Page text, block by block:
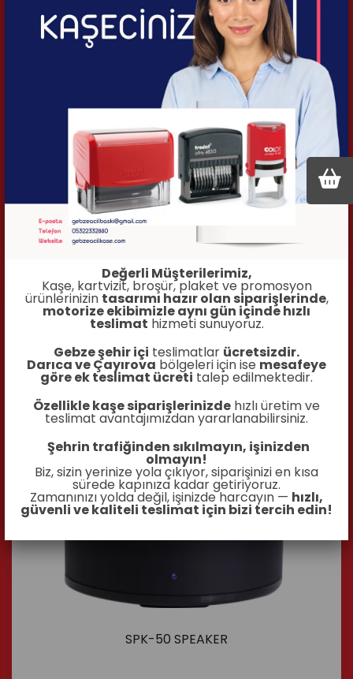
Değerli Müşterilerimiz,
Kaşe, kartvizit, broşür, plaket ve promosyon
ürünlerinizin tasarımı hazır olan siparişlerinde,
motorize ekibimizle aynı gün içinde hızlı
teslimat hizmeti sunuyoruz.
Gebze şehir içi teslimatlar ücretsizdir.
Darıca ve Çayırova bölgeleri için ise mesafeye
göre ek teslimat ücreti talep edilmektedir.
Özellikle kaşe siparişlerinizde hızlı üretim ve
teslimat avantajımızdan yararlanabilirsiniz.
Şehrin trafiğinden sıkılmayın, işinizden
olmayın!
Biz, sizin yerinize yola çıkıyor, siparişinizi en kısa
sürede kapınıza kadar getiriyoruz.
Zamanınızı yolda değil, işinizde harcayın — hızlı,
güvenli ve kaliteli teslimat için bizi tercih edin!
SPK-10 SPEAKER
İncele
SPK-50 SPEAKER